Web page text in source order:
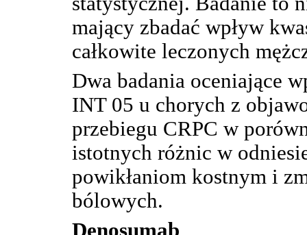
mający zbadać wpływ
całkowite leczonych
Dwa badania oceniające
INT 05 u chorych z
przebiegu CRPC w
istotnych różnic w
powikłaniom kostnym i
bólowych.
Denosumab